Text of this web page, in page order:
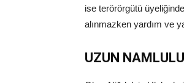
ise terörörgütü
alınmazken yardım ve
UZUN